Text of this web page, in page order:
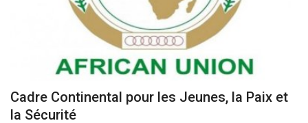
Terms & Conditions
Héritage de Gamal Abdel Nasser
L'Égypte
Cadre Continental pour les Jeunes, la Paix et
la Sécurité